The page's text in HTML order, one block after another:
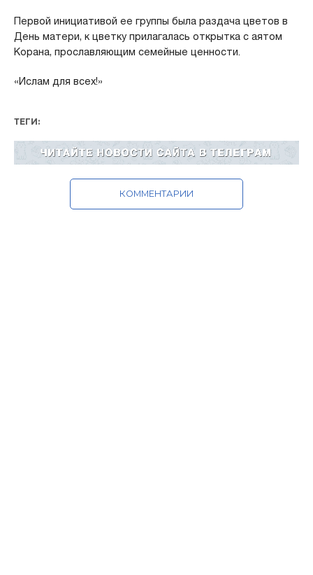
Первой инициативой ее группы была раздача цветов в
День матери, к цветку прилагалась открытка с аятом
Корана, прославляющим семейные ценности.
«Ислам для всех!»
ТЕГИ:
КОММЕНТАРИИ